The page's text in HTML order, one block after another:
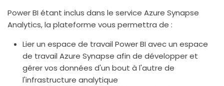
Power BI étant inclus dans le service Azure Synapse
Analytics, la plateforme vous permettra de :
Lier un espace de travail Power BI avec un espace
de travail Azure Synapse afin de développer et
gérer vos données d'un bout à l'autre de
l'infrastructure analytique